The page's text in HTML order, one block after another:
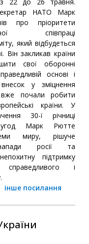
НАТО Марк
про пріоритети
співпраці
який відбудеться
Він закликав країни
свої оборонні
основі і
у зміцнення
почали робити
країни. У
30-ї річниці
угод Марк Рютте
миру, рішуче
росії та
підтримку
і
інше посилання